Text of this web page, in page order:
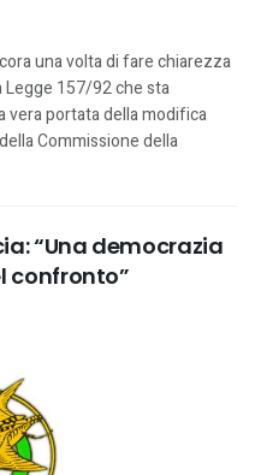
una volta di fare chiarezza
157/92 che sta
vera portata della modifica
Commissione della
“Una democrazia
confronto”